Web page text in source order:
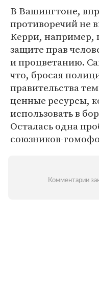
В Вашингтоне,
противоречий не
Керри, например,
защите прав
и процветанию.
что, бросая
правительства
ценные ресурсы,
использовать в
Осталась одна
союзников-
Комментарии